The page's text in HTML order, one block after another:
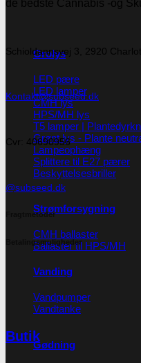
Grolys
LED pære
LED lamper
CMH lys
HPS/MH lys
T5 lamper |
Grønt lys - Plante
Lampeophæng
Splittere til E27 pærer
Beskyttelsesbriller
Strømforsygning
CMH ballaster
Ballaster til HPS/MH
Vanding
Vandpumper
Vandtanke
Gødning
de bedste Cannabis -og
Schioldannsvej 3, 2920
Kontakt@subseed.dk
Cvr: 40690956
@subseed.dk
Fragtmetoder
Betalingsmuligheder
Butik